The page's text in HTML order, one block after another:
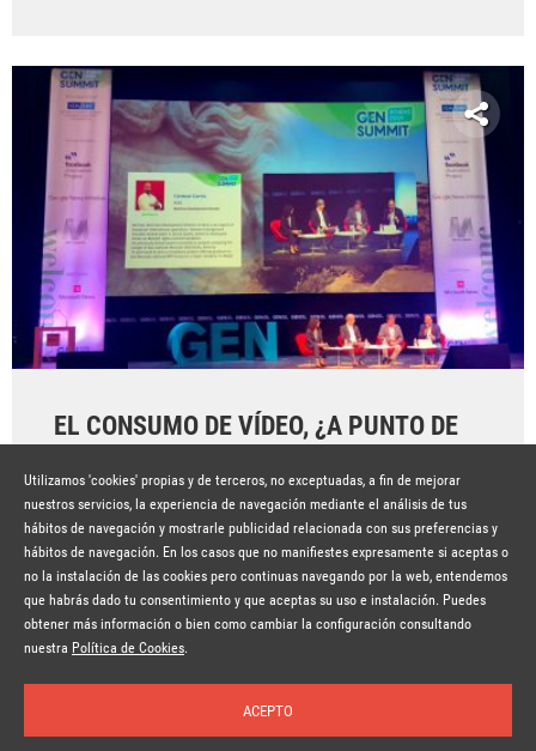
Inicio Temas Autores Nosotros Buscar Suscríbete
EL CONSUMO DE VÍDEO, ¿A PUNTO DE
SEGUIR LEYENDO Hace 7 años
Suscríbete a la newsletter
© Copyright Lavinia 2026 – www.lavinia.tc
Nota Legal
Contacto
Utilizamos 'cookies' propias y de terceros, no exceptuadas, a fin de mejorar
nuestros servicios, la experiencia de navegación mediante el análisis de tus
hábitos de navegación y mostrarle publicidad relacionada con sus preferencias y
hábitos de navegación. En los casos que no manifiestes expresamente si aceptas o
no la instalación de las cookies pero continuas navegando por la web, entendemos
que habrás dado tu consentimiento y que aceptas su uso e instalación. Puedes
obtener más información o bien como cambiar la configuración consultando
nuestra Política de Cookies.
ACEPTO